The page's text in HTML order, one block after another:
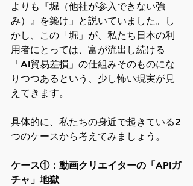
よりも『堀（他社が参入できない強
み）』を築け」と説いていました。し
かし、この「堀」が、私たち日本の利
用者にとっては、富が流出し続ける
「AI貿易差損」の仕組みそのものにな
りつつあるという、少し怖い現実が見
えてきます。
具体的に、私たちの身近で起きている2
つのケースから考えてみましょう。
ケース①：動画クリエイターの「APIガ
チャ」地獄